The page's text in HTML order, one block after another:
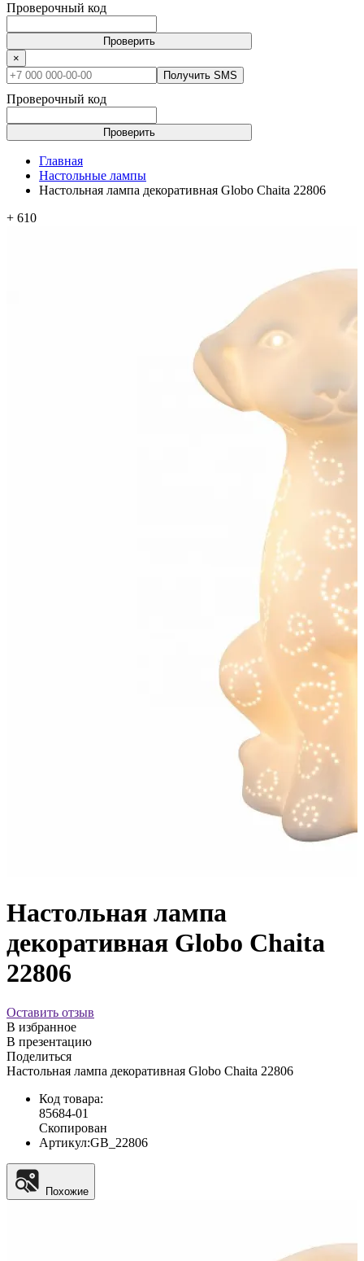
Проверочный код
Проверить
×
Получить SMS
Проверочный код
Проверить
Главная
Настольные лампы
Настольная лампа декоративная Globo Chaita 22806
+ 610
Настольная лампа
декоративная Globo Chaita
22806
Оставить отзыв
В избранное
В презентацию
Поделиться
Настольная лампа декоративная Globo Chaita 22806
Код товара:
85684-01
Скопирован
Артикул:GB_22806
Похожие